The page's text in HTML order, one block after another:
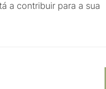
a contribuir para a sua